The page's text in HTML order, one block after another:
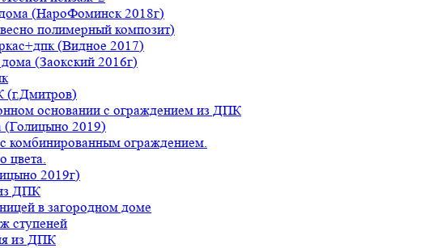
(НароФоминск 2018г)
полимерный композит)
(Видное 2017)
(Заокский 2016г)
(г.Дмитров)
основании с ограждением из ДПК
(Голицыно 2019)
комбинированным ограждением.
цвета.
2019г)
ДПК
в загородном доме
ступеней
из ДПК